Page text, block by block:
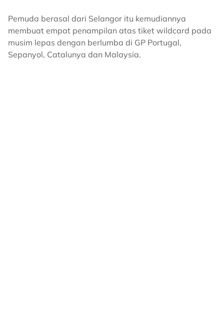
Pemuda berasal dari Selangor itu kemudiannya
membuat empat penampilan atas tiket wildcard pada
musim lepas dengan berlumba di GP Portugal,
Sepanyol, Catalunya dan Malaysia.